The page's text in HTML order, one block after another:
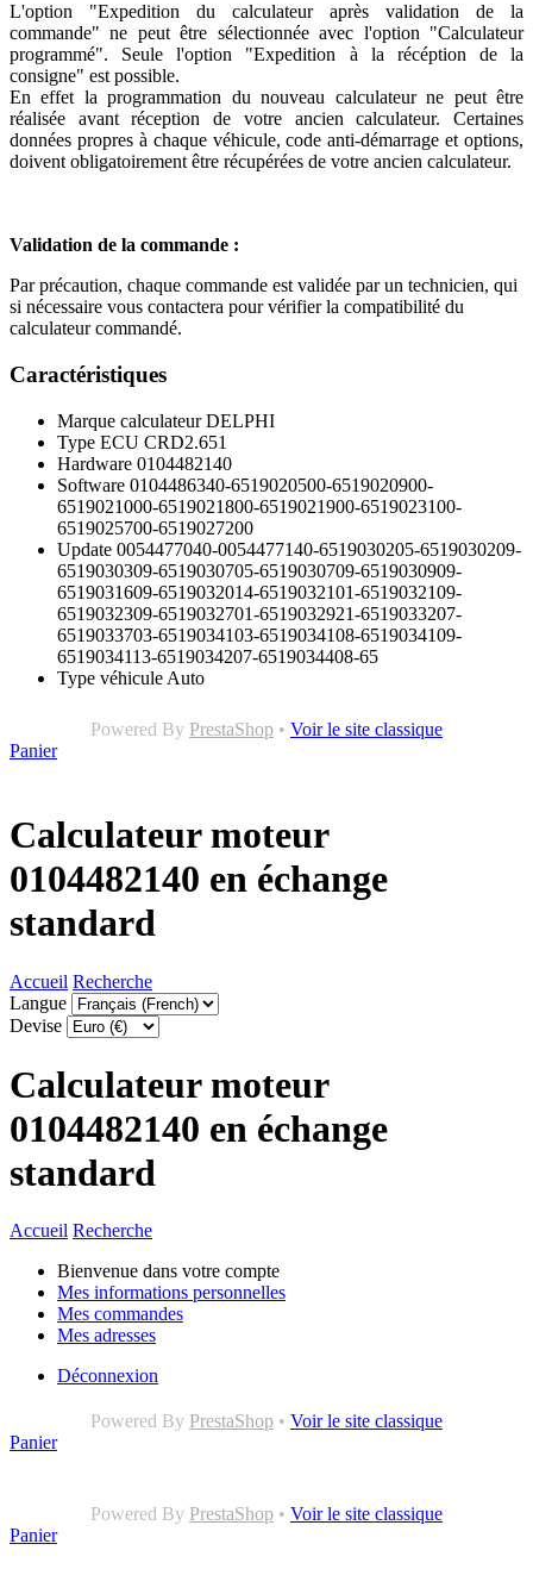
L'option "Expedition du calculateur après validation de la
commande" ne peut être sélectionnée avec l'option "Calculateur
programmé". Seule l'option "Expedition à la récéption de la
consigne" est possible.
En effet la programmation du nouveau calculateur ne peut être
réalisée avant réception de votre ancien calculateur. Certaines
données propres à chaque véhicule, code anti-démarrage et options,
doivent obligatoirement être récupérées de votre ancien calculateur.
Validation de la commande :
Par précaution, chaque commande est validée par un technicien, qui
si nécessaire vous contactera pour vérifier la compatibilité du
calculateur commandé.
Caractéristiques
Marque calculateur DELPHI
Type ECU CRD2.651
Hardware 0104482140
Software 0104486340-6519020500-6519020900-
6519021000-6519021800-6519021900-6519023100-
6519025700-6519027200
Update 0054477040-0054477140-6519030205-6519030209-
6519030309-6519030705-6519030709-6519030909-
6519031609-6519032014-6519032101-6519032109-
6519032309-6519032701-6519032921-6519033207-
6519033703-6519034103-6519034108-6519034109-
6519034113-6519034207-6519034408-65
Type véhicule Auto
Powered By PrestaShop • Voir le site classique
Panier
Calculateur moteur
0104482140 en échange
standard
Accueil Recherche
Langue
Devise
Calculateur moteur
0104482140 en échange
standard
Accueil Recherche
Bienvenue dans votre compte
Mes informations personnelles
Mes commandes
Mes adresses
Déconnexion
Powered By PrestaShop • Voir le site classique
Panier
Powered By PrestaShop • Voir le site classique
Panier